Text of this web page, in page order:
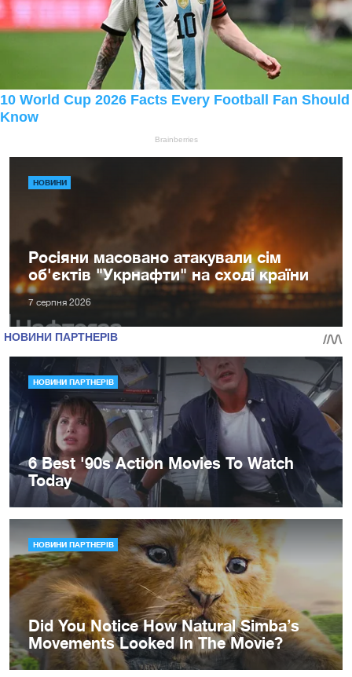
НОВИНИ
Росіяни масовано атакували сім
об'єктів "Укрнафти" на сході країни
7 серпня 2026